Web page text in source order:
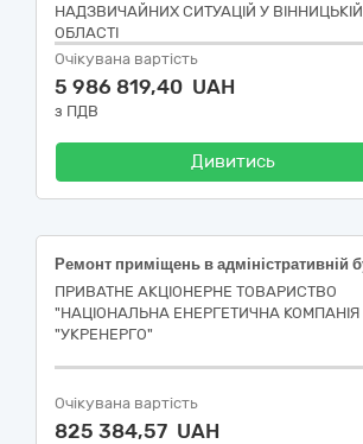
НАДЗВИЧАЙНИХ СИТУАЦІЙ У ВІННИЦЬКІЙ
ОБЛАСТІ
Очікувана вартість
5 986 819,40 UAH
з ПДВ
Дивитись
ПРИВАТНЕ АКЦІОНЕРНЕ ТОВАРИСТВО
"НАЦІОНАЛЬНА ЕНЕРГЕТИЧНА КОМПАНІЯ
"УКРЕНЕРГО"
Очікувана вартість
825 384,57 UAH